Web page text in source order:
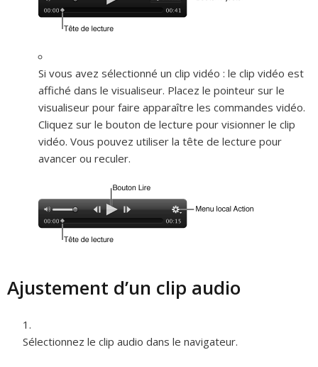
Si vous avez sélectionné un clip vidéo : le clip vidéo est
affiché dans le visualiseur. Placez le pointeur sur le
visualiseur pour faire apparaître les commandes vidéo.
Cliquez sur le bouton de lecture pour visionner le clip
vidéo. Vous pouvez utiliser la tête de lecture pour
avancer ou reculer.
Ajustement d’un clip audio
Sélectionnez le clip audio dans le navigateur.